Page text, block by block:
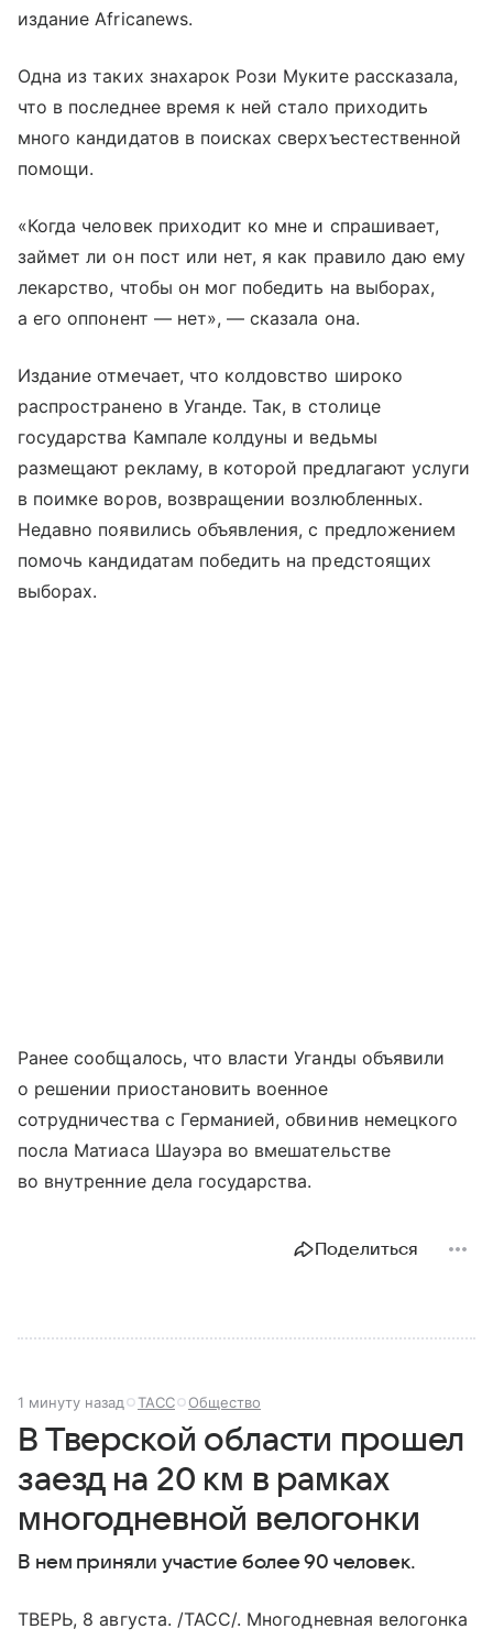
издание Africanews.
Одна из таких знахарок Рози Муките рассказала,
что в последнее время к ней стало приходить
много кандидатов в поисках сверхъестественной
помощи.
«Когда человек приходит ко мне и спрашивает,
займет ли он пост или нет, я как правило даю ему
лекарство, чтобы он мог победить на выборах,
а его оппонент — нет», — сказала она.
Издание отмечает, что колдовство широко
распространено в Уганде. Так, в столице
государства Кампале колдуны и ведьмы
размещают рекламу, в которой предлагают услуги
в поимке воров, возвращении возлюбленных.
Недавно появились объявления, с предложением
помочь кандидатам победить на предстоящих
выборах.
Ранее сообщалось, что власти Уганды объявили
о решении приостановить военное
сотрудничества с Германией, обвинив немецкого
посла Матиаса Шауэра во вмешательстве
во внутренние дела государства.
Поделиться
1 минуту назад ТАСС Общество
В Тверской области прошел
заезд на 20 км в рамках
многодневной велогонки
В нем приняли участие более 90 человек.
ТВЕРЬ, 8 августа. /ТАСС/. Многодневная велогонка